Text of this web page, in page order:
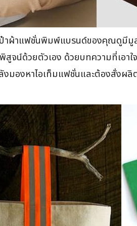
ป๋าผ้าแฟชั่นพิมพ์แบรนด์ของคุณดูมีมู
จน์ด้วยตัวเอง ด้วยบทความที่เอา
มองหาไอเท็มแฟชั่นและต้องสั่งผลิ